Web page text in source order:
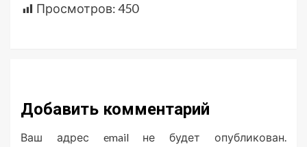
Просмотров:450
Добавить комментарий
Ваш адрес email не будет опубликован.